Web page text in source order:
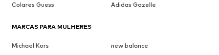
Colares Guess
Adidas Gazelle
MARCAS PARA MULHERES
Michael Kors
new balance